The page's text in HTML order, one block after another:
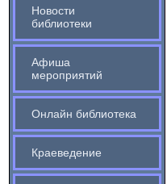
Новости
библиотеки
Афиша
мероприятий
Онлайн библиотека
Краеведение